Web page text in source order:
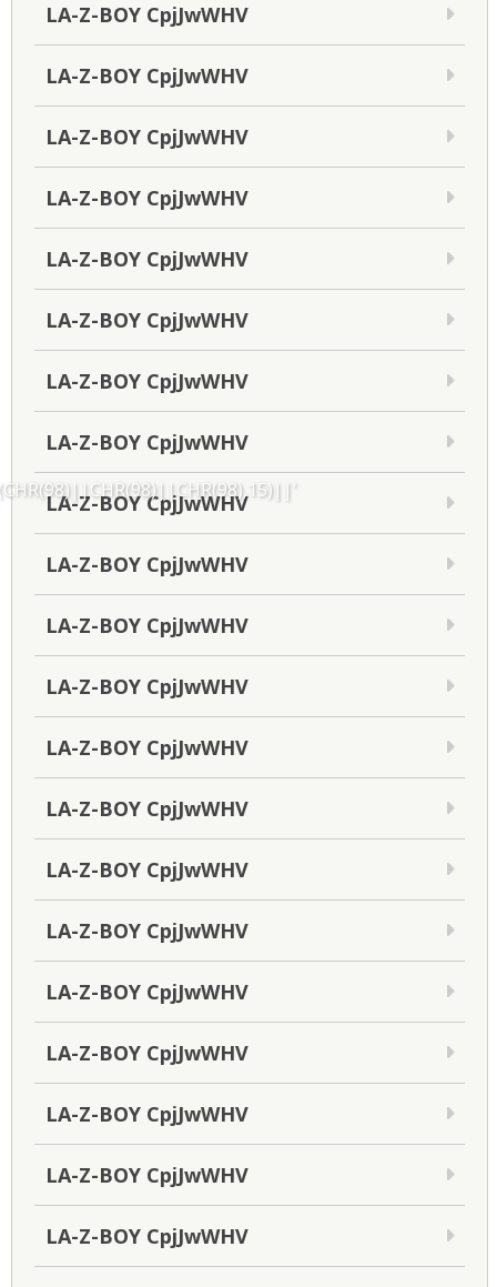
LA-Z-BOY CpjJwWHV
LA-Z-BOY CpjJwWHV
LA-Z-BOY CpjJwWHV
LA-Z-BOY CpjJwWHV
LA-Z-BOY CpjJwWHV
LA-Z-BOY CpjJwWHV
LA-Z-BOY CpjJwWHV
LA-Z-BOY CpjJwWHV
LA-Z-BOY CpjJwWHV
LA-Z-BOY CpjJwWHV
LA-Z-BOY CpjJwWHV
LA-Z-BOY CpjJwWHV
LA-Z-BOY CpjJwWHV
LA-Z-BOY CpjJwWHV
LA-Z-BOY CpjJwWHV
LA-Z-BOY CpjJwWHV
LA-Z-BOY CpjJwWHV
LA-Z-BOY CpjJwWHV
LA-Z-BOY CpjJwWHV
LA-Z-BOY CpjJwWHV
LA-Z-BOY CpjJwWHV